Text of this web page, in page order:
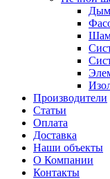
Производители
Статьи
Оплата
Доставка
Наши объекты
О Компании
Контакты